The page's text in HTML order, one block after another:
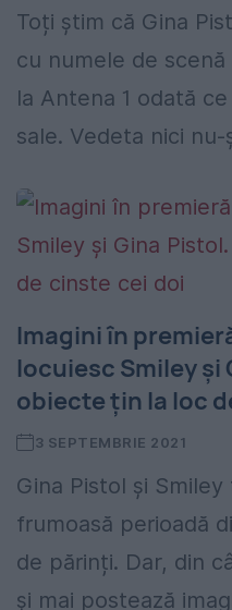
Toți știm că Gina
cu numele de
la Antena 1 odată
sale. Vedeta nici
Imagini în
locuiesc Smiley și
obiecte țin la loc
3 SEPTEMBRIE 2021
Gina Pistol și
frumoasă perioadă
de părinți. Dar, din
şi mai postează